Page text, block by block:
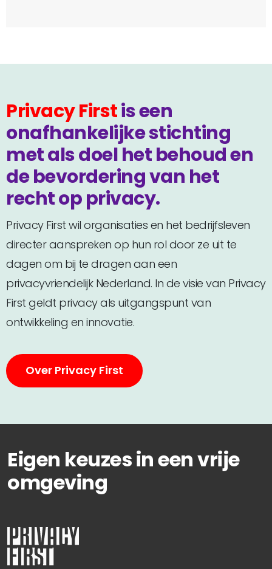
Privacy Firstis een
onafhankelijke stichting
met als doel het behoud en
de bevordering van het
recht op privacy.
Privacy First wil organisaties en het bedrijfsleven
directer aanspreken op hun rol door ze uit te
dagen om bij te dragen aan een
privacyvriendelijk Nederland. In de visie van Privacy
First geldt privacy als uitgangspunt van
ontwikkeling en innovatie.
Over Privacy First
Eigen keuzes in een vrije
omgeving